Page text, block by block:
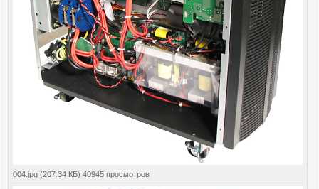
004.jpg (207.34 КБ) 40945 просмотров